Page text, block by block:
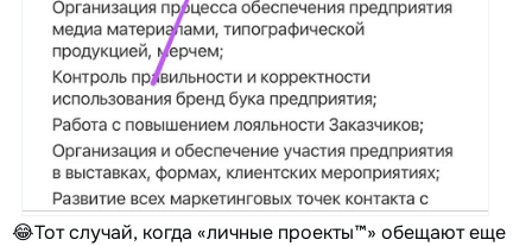
😂Тот случай, когда «личные проекты™» обещают еще